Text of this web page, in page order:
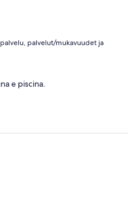
palvelut/mukavuudet ja
e piscina.